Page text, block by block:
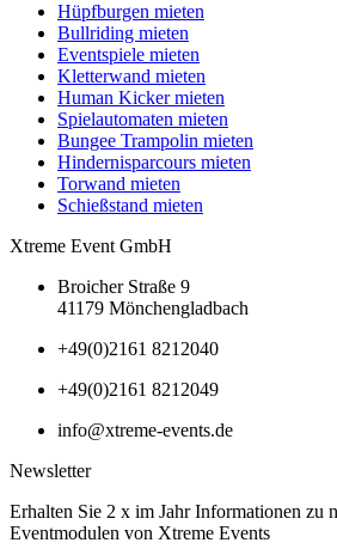
Hüpfburgen mieten
Bullriding mieten
Eventspiele mieten
Kletterwand mieten
Human Kicker mieten
Spielautomaten mieten
Bungee Trampolin mieten
Hindernisparcours mieten
Torwand mieten
Schießstand mieten
Xtreme Event GmbH
Broicher Straße 9
41179 Mönchengladbach
+49(0)2161 8212040
+49(0)2161 8212049
info@xtreme-events.de
Newsletter
Erhalten Sie 2 x im Jahr Informationen zu
Eventmodulen von Xtreme Events